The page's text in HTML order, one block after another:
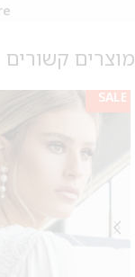
מוצרים קשורים
SALE